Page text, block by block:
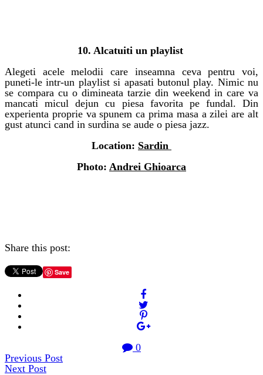
10. Alcatuiti un playlist
Alegeti acele melodii care inseamna ceva pentru voi,
puneti-le intr-un playlist si apasati butonul play. Nimic nu
se compara cu o dimineata tarzie din weekend in care va
mancati micul dejun cu piesa favorita pe fundal. Din
experienta proprie va spunem ca prima masa a zilei are alt
gust atunci cand in surdina se aude o piesa jazz.
Location: Sardin
Photo: Andrei Ghioarca
Share this post:
Save
0
Previous Post
Next Post